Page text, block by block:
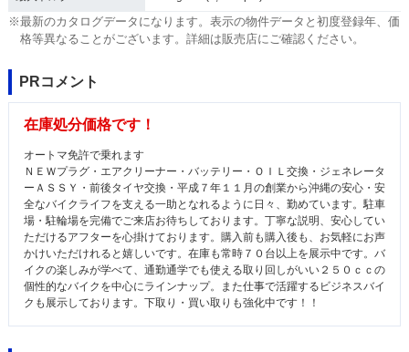
※最新のカタログデータになります。表示の物件データと初度登録年、価
格等異なることがございます。詳細は販売店にご確認ください。
PRコメント
在庫処分価格です！
オートマ免許で乗れます
ＮＥＷプラグ・エアクリーナー・バッテリー・ＯＩＬ交換・ジェネレータ
ーＡＳＳＹ・前後タイヤ交換・平成７年１１月の創業から沖縄の安心・安
全なバイクライフを支える一助となれるように日々、勤めています。駐車
場・駐輪場を完備でご来店お待ちしております。丁寧な説明、安心してい
ただけるアフターを心掛けております。購入前も購入後も、お気軽にお声
かけいただけれると嬉しいです。在庫も常時７０台以上を展示中です。バ
イクの楽しみが学べて、通勤通学でも使える取り回しがいい２５０ｃｃの
個性的なバイクを中心にラインナップ。また仕事で活躍するビジネスバイ
クも展示しております。下取り・買い取りも強化中です！！